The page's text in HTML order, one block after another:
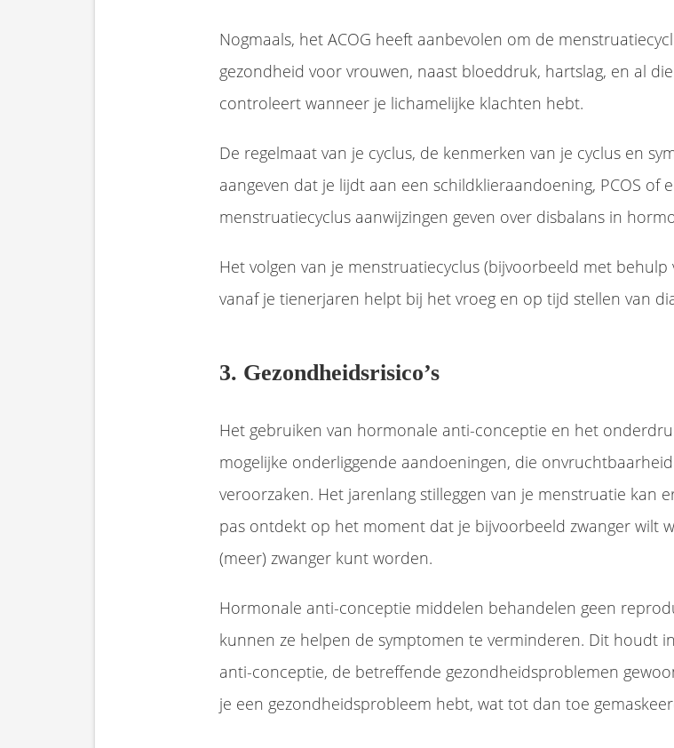
Nogmaals, het ACOG heeft aanbevolen om de
gezondheid voor vrouwen, naast bloeddruk, hartslag, en al
controleert wanneer je lichamelijke klachten hebt.
De regelmaat van je cyclus, de kenmerken van je cyclus en
aangeven dat je lijdt aan een schildklieraandoening, PCOS of
menstruatiecyclus aanwijzingen geven over disbalans in
Het volgen van je menstruatiecyclus (bijvoorbeeld met
vanaf je tienerjaren helpt bij het vroeg en op tijd stellen van
3. Gezondheidsrisico’s
Het gebruiken van hormonale anti-conceptie en het
mogelijke onderliggende aandoeningen, die
veroorzaken. Het jarenlang stilleggen van je menstruatie kan
pas ontdekt op het moment dat je bijvoorbeeld zwanger wilt
(meer) zwanger kunt worden.
Hormonale anti-conceptie middelen behandelen geen
kunnen ze helpen de symptomen te verminderen. Dit houdt
anti-conceptie, de betreffende gezondheidsproblemen
je een gezondheidsprobleem hebt, wat tot dan toe